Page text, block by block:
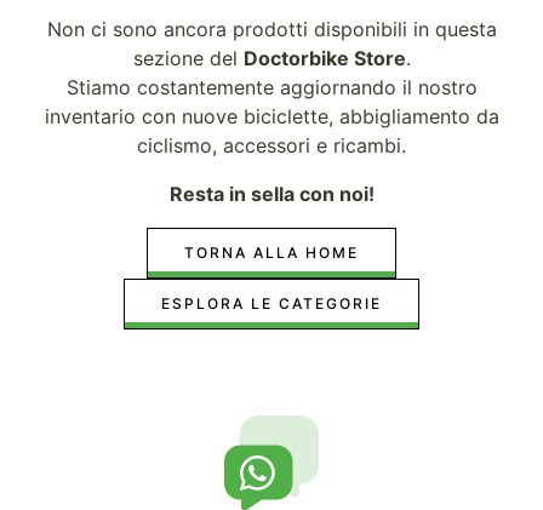
Non ci sono ancora prodotti disponibili in questa
sezione del Doctorbike Store.
Stiamo costantemente aggiornando il nostro
inventario con nuove biciclette, abbigliamento da
ciclismo, accessori e ricambi.
Resta in sella con noi!
TORNA ALLA HOME
ESPLORA LE CATEGORIE